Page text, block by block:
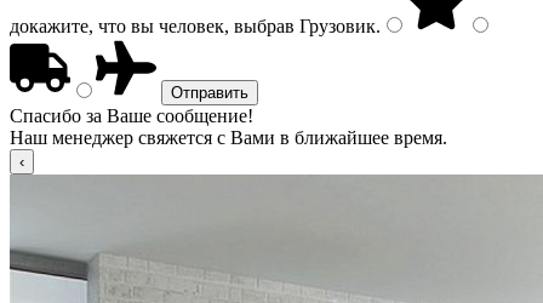
докажите, что вы человек, выбрав Грузовик.
Спасибо за Ваше сообщение!
Наш менеджер свяжется с Вами в ближайшее время.